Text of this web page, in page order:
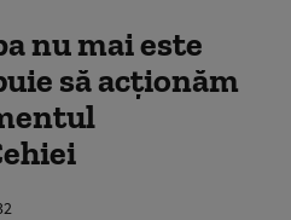
nu mai este
să acționăm